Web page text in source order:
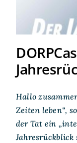
Hallo
Zeiten leben“,
der Tat ein
Jahresrückblick